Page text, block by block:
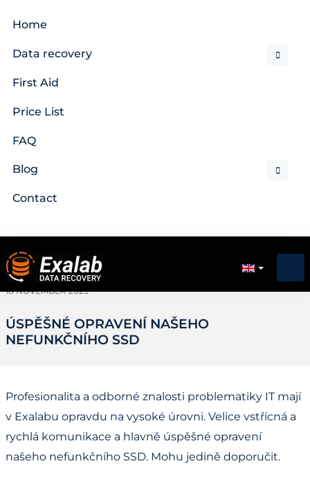
Home
Data recovery
First Aid
Price List
FAQ
Blog
Contact
18 NOVEMBER 2025
ÚSPĚŠNÉ OPRAVENÍ NAŠEHO
NEFUNKČNÍHO SSD
Profesionalita a odborné znalosti problematiky IT mají
v Exalabu opravdu na vysoké úrovni. Velice vstřícná a
rychlá komunikace a hlavně úspěšné opravení
našeho nefunkčního SSD. Mohu jedině doporučit.